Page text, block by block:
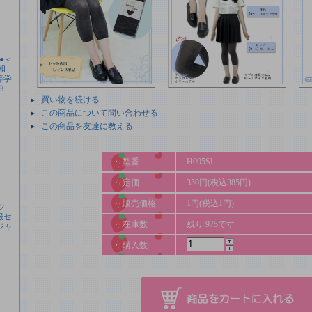
＜
学
セ
ャ
買い物を続ける
この商品について問い合わせる
この商品を友達に教える
・ 型番 H095SI
・ 定価 350円(税込385円)
・ 販売価格 1円(税込1円)
・ 在庫数 残り 975です
・ 購入数